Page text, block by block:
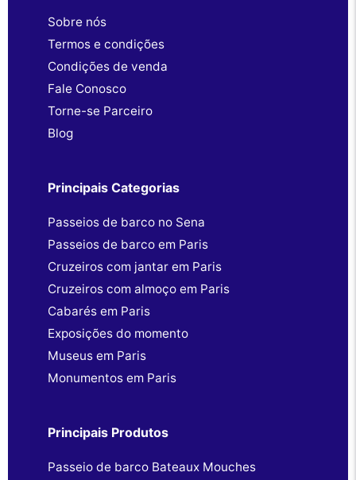
Sobre nós
Termos e condições
Condições de venda
Fale Conosco
Torne-se Parceiro
Blog
Principais Categorias
Passeios de barco no Sena
Passeios de barco em Paris
Cruzeiros com jantar em Paris
Cruzeiros com almoço em Paris
Cabarés em Paris
Exposições do momento
Museus em Paris
Monumentos em Paris
Principais Produtos
Passeio de barco Bateaux Mouches